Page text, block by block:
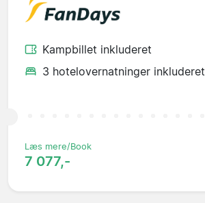
Kampbillet inkluderet
3 hotelovernatninger inkluderet
Læs mere/Book
7 077,-